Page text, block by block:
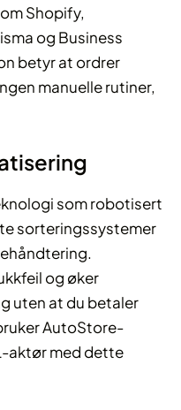
Shopify,
og Business
betyr at ordrer
manuelle rutiner,
som robotisert
sorteringssystemer
og øker
uten at du betaler
AutoStore-
aktør med dette